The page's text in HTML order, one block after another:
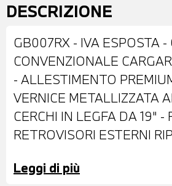
DESCRIZIONE
GB007RX - IVA ESPOSTA -
CONVENZIONALE
- ALLESTIMENTO
VERNICE METALLIZZATA
CERCHI IN LEGFA DA 19" -
RETROVISORI ESTERNI
AZIONAMENTO
Leggi di più